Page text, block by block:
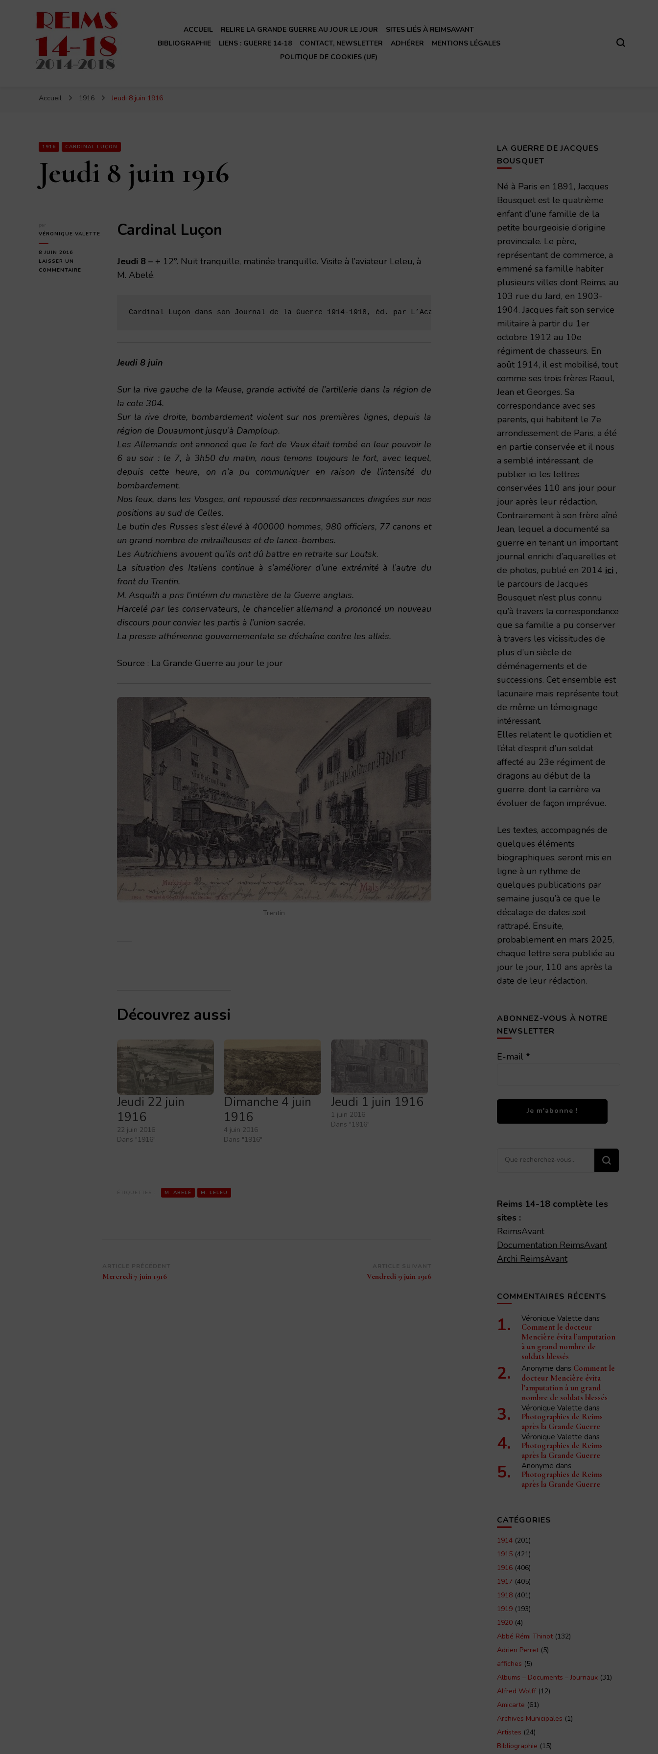
ACCUEIL RELIRE LA GRANDE GUERRE AU JOUR LE JOUR
SITES LIÉS À REIMSAVANT
BIBLIOGRAPHIE
LIENS : GUERRE 14-18 CONTACT, NEWSLETTER ADHÉRER
MENTIONS LÉGALES
POLITIQUE DE COOKIES (UE)
Accueil 1916 Jeudi 8 juin 1916
1916 CARDINAL LUÇON
Jeudi 8 juin 1916
VÉRONIQUE VALETTE
8 JUIN 2016
LAISSER UN
COMMENTAIRE
Cardinal Luçon
Jeudi 8 – + 12°. Nuit tranquille, matinée tranquille. Visite à l’aviateur Leleu, à
M. Abelé.
Cardinal Luçon dans son Journal de la Guerre 1914-1918, éd. par L’Académie Nationale de Reims – 1998 – TAR volume 173
Jeudi 8 juin
Sur la rive gauche de la Meuse, grande activité de l’artillerie dans la région de
la cote 304.
Sur la rive droite, bombardement violent sur nos premières lignes, depuis la
région de Douaumont jusqu’à Damploup.
Les Allemands ont annoncé que le fort de Vaux était tombé en leur pouvoir le
6 au soir : le 7, à 3h50 du matin, nous tenions toujours le fort, avec lequel,
depuis cette heure, on n’a pu communiquer en raison de l’intensité du
bombardement.
Nos feux, dans les Vosges, ont repoussé des reconnaissances dirigées sur nos
positions au sud de Celles.
Le butin des Russes s’est élevé à 400000 hommes, 980 officiers, 77 canons et
un grand nombre de mitrailleuses et de lance-bombes.
Les Autrichiens avouent qu’ils ont dû battre en retraite sur Loutsk.
La situation des Italiens continue à s’améliorer d’une extrémité à l’autre du
front du Trentin.
M. Asquith a pris l’intérim du ministère de la Guerre anglais.
Harcelé par les conservateurs, le chancelier allemand a prononcé un nouveau
discours pour convier les partis à l’union sacrée.
La presse athénienne gouvernementale se déchaîne contre les alliés.
Source : La Grande Guerre au jour le jour
Trentin
Découvrez aussi
Jeudi 22 juin
1916
22 juin 2016
Dans "1916"
Dimanche 4 juin
1916
4 juin 2016
Dans "1916"
Jeudi 1 juin 1916
1 juin 2016
Dans "1916"
M. ABELÉ M. LELEU
Navigation
d’article
Mercredi 7 juin 1916 Vendredi 9 juin 1916
LA GUERRE DE JACQUES
BOUSQUET
Né à Paris en 1891, Jacques
Bousquet est le quatrième
enfant d’une famille de la
petite bourgeoisie d’origine
provinciale. Le père,
représentant de commerce, a
emmené sa famille habiter
plusieurs villes dont Reims, au
103 rue du Jard, en 1903-
1904. Jacques fait son service
militaire à partir du 1er
octobre 1912 au 10e
régiment de chasseurs. En
août 1914, il est mobilisé, tout
comme ses trois frères Raoul,
Jean et Georges. Sa
correspondance avec ses
parents, qui habitent le 7e
arrondissement de Paris, a été
en partie conservée et il nous
a semblé intéressant, de
publier ici les lettres
conservées 110 ans jour pour
jour après leur rédaction.
Contrairement à son frère aîné
Jean, lequel a documenté sa
guerre en tenant un important
journal enrichi d’aquarelles et
de photos, publié en 2014 ici ,
le parcours de Jacques
Bousquet n’est plus connu
qu’à travers la correspondance
que sa famille a pu conserver
à travers les vicissitudes de
plus d’un siècle de
déménagements et de
successions. Cet ensemble est
lacunaire mais représente tout
de même un témoignage
intéressant.
Elles relatent le quotidien et
l’état d’esprit d’un soldat
affecté au 23e régiment de
dragons au début de la
guerre, dont la carrière va
évoluer de façon imprévue.
Les textes, accompagnés de
quelques éléments
biographiques, seront mis en
ligne à un rythme de
quelques publications par
semaine jusqu’à ce que le
décalage de dates soit
rattrapé. Ensuite,
probablement en mars 2025,
chaque lettre sera publiée au
jour le jour, 110 ans après la
date de leur rédaction.
ABONNEZ-VOUS À NOTRE
NEWSLETTER
E-mail *
Vous
Reims 14-18 complète les
sites :
ReimsAvant
Documentation ReimsAvant
Archi ReimsAvant
COMMENTAIRES RÉCENTS
Véronique Valette dans
Comment le docteur
Mencière évita l’amputation
à un grand nombre de
soldats blessés
Anonyme dans Comment le
docteur Mencière évita
l’amputation à un grand
nombre de soldats blessés
Véronique Valette dans
Photographies de Reims
après la Grande Guerre
Véronique Valette dans
Photographies de Reims
après la Grande Guerre
Anonyme dans
Photographies de Reims
après la Grande Guerre
CATÉGORIES
1914 (201)
1915 (421)
1916 (406)
1917 (405)
1918 (401)
1919 (193)
1920 (4)
Abbé Rémi Thinot(132)
Adrien Perret(5)
affiches (5)
Albums – Documents – Journaux (31)
Alfred Wolff (12)
Amicarte (61)
Archives Municipales (1)
Artistes (24)
Bibliographie (15)